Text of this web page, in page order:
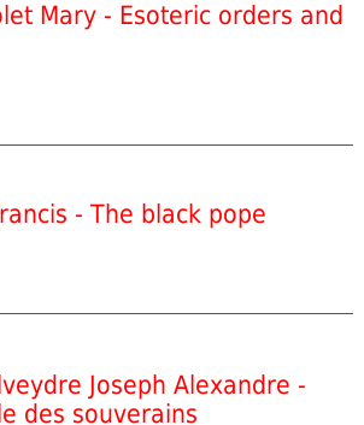
Mary - Esoteric orders and
- The black pope
Joseph Alexandre -
des souverains